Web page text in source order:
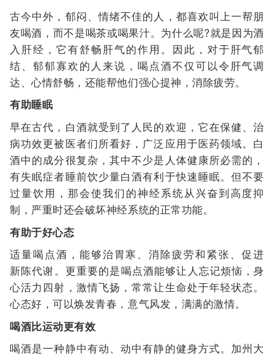
古今中外，郁闷、情绪不佳的人，都喜欢叫上一帮朋
友喝酒，而不是喝茶或喝果汁。为什么呢?就是因为酒
入肝经，它有舒畅肝气的作用。因此，对于肝气郁
结、郁郁寡欢的人来说，喝点酒不仅可以令肝气调
达、心情舒畅，还能帮他们强心提神，消除疲劳。
有助睡眠
早在古代，白酒就受到了人民的欢迎，它在保健、治
病功效更被医者们所看好，广泛应用于医药领域。白
酒中的成分很复杂，其中不少是人体健康所必需的，
有失眠症者睡前饮少量白酒有利于快速睡眠。但不要
过量饮用，那会使我们的神经系统从兴奋到高度抑
制，严重时还会破坏神经系统的正常功能。
有助于好心态
适量喝点酒，能够治胃寒、消除疲劳和紧张、促进
新陈代谢。更重要的是喝点酒能够让人忘记烦恼，身
心活力四射，激情飞扬，常常让生命处于年轻状态。
心态好，可以焕发青春，意气风发，满满的激情。
喝酒比运动更有效
喝酒是一种静中有动、动中有静的健身方式。加州大